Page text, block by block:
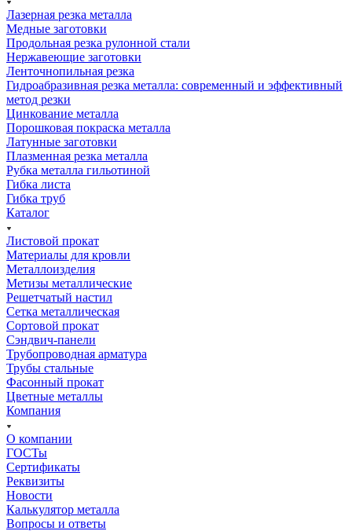
Лазерная резка металла
Медные заготовки
Продольная резка рулонной стали
Нержавеющие заготовки
Ленточнопильная резка
Гидроабразивная резка металла: современный и эффективный
метод резки
Цинкование металла
Порошковая покраска металла
Латунные заготовки
Плазменная резка металла
Рубка металла гильотиной
Гибка листа
Гибка труб
Каталог
Листовой прокат
Материалы для кровли
Металлоизделия
Метизы металлические
Решетчатый настил
Сетка металлическая
Сортовой прокат
Сэндвич-панели
Трубопроводная арматура
Трубы стальные
Фасонный прокат
Цветные металлы
Компания
О компании
ГОСТы
Сертификаты
Реквизиты
Новости
Калькулятор металла
Вопросы и ответы